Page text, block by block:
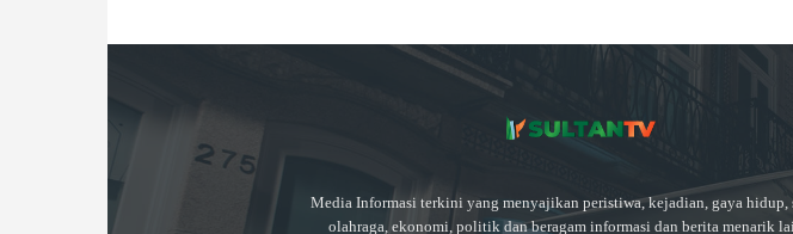
Media Informasi terkini yang menyajikan peristiwa, kejadian, gaya hidup,
olahraga, ekonomi, politik dan beragam informasi dan berita menarik